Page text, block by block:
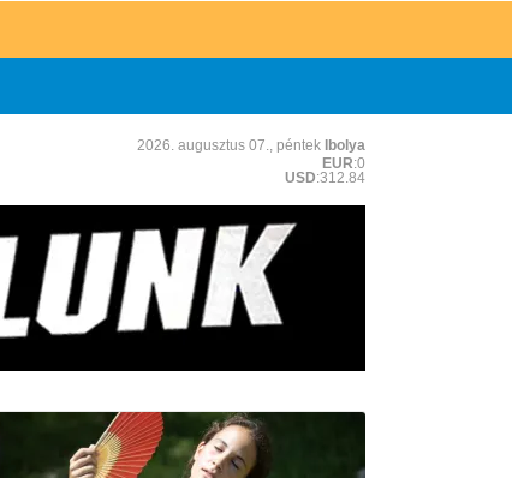
2026. augusztus 07., péntek Ibolya
EUR:0
USD:312.84